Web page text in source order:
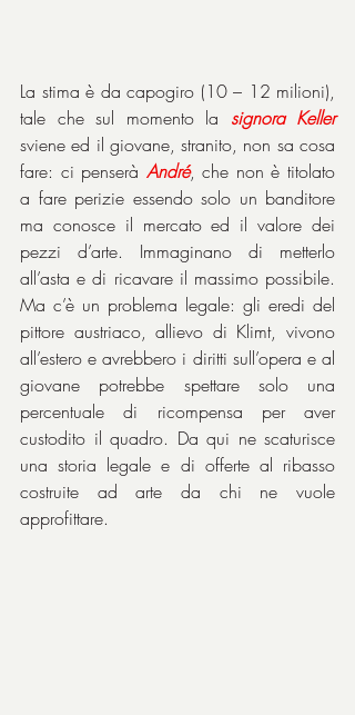
La stima è da capogiro (10 – 12 milioni),
tale che sul momento la signora Keller
sviene ed il giovane, stranito, non sa cosa
fare: ci penserà André, che non è titolato
a fare perizie essendo solo un banditore
ma conosce il mercato ed il valore dei
pezzi d’arte. Immaginano di metterlo
all’asta e di ricavare il massimo possibile.
Ma c’è un problema legale: gli eredi del
pittore austriaco, allievo di Klimt, vivono
all’estero e avrebbero i diritti sull’opera e al
giovane potrebbe spettare solo una
percentuale di ricompensa per aver
custodito il quadro. Da qui ne scaturisce
una storia legale e di offerte al ribasso
costruite ad arte da chi ne vuole
approfittare.